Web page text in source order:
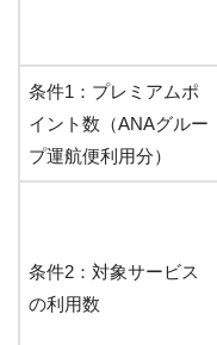
条件1：プレミアムポ
イント数 （ANAグルー
プ運航便利用分）
条件2：対象サービス
の利用数